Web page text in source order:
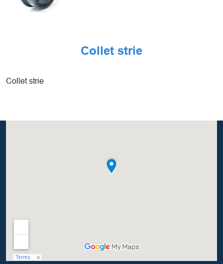
Collet strie
Collet strie